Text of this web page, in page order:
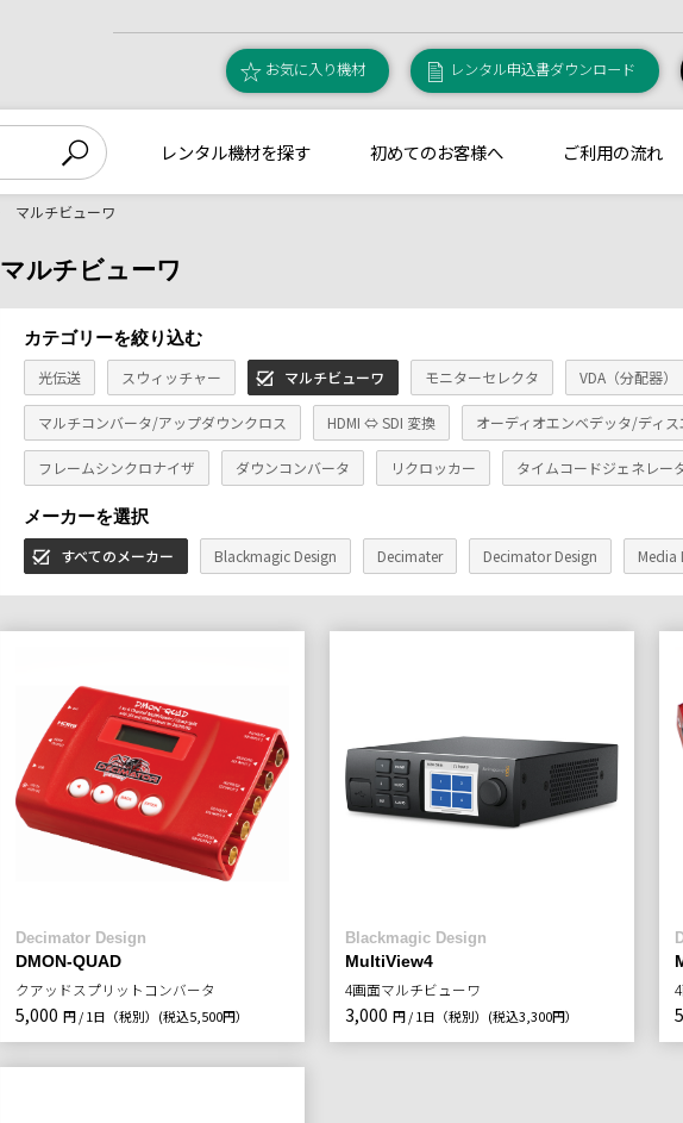
お気に入り機材 レンタル申込書ダウンロード
レンタル機材を探す 初めてのお客様へ ご利用の流れ
マルチビューワ
マルチビューワ
カテゴリーを絞り込む
光伝送
スウィッチャー マルチビューワ モニターセレクタ VDA（分配器）
マルチコンバータ/アップダウンクロス HDMI ⇔ SDI 変換 オーディオエンベデッタ/ディ
フレームシンクロナイザ ダウンコンバータ リクロッカー タイムコードジェネレー
メーカーを選択
すべてのメーカー
Blackmagic Design Decimater Decimator Design Media
Decimator Design
DMON-QUAD
クアッドスプリットコンバータ
5,000 円 / 1日（税別） (税込5,500円）
Blackmagic Design
MultiView4
4画面マルチビューワ
3,000 円 / 1日（税別） (税込3,300円）